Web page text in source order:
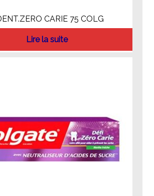
CARIE 75 COLG
Lire la suite